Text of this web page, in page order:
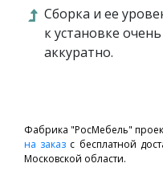
Сборка и ее
к установке
аккуратно.
Фабрика "РосМебель"
на заказ с бесплатной
Московской области.